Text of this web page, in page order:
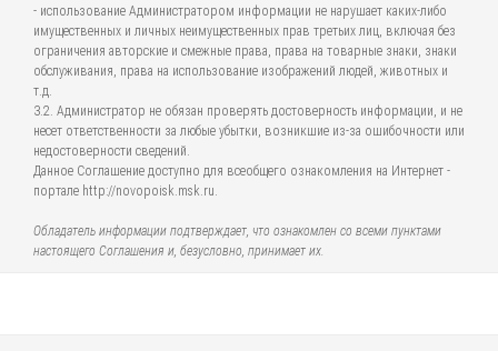
- использование Администратором информации не нарушает каких-либо
имущественных и личных неимущественных прав третьих лиц, включая без
ограничения авторские и смежные права, права на товарные знаки, знаки
обслуживания, права на использование изображений людей, животных и
т.д.
3.2. Администратор не обязан проверять достоверность информации, и не
несет ответственности за любые убытки, возникшие из-за ошибочности или
недостоверности сведений.
Данное Соглашение доступно для всеобщего ознакомления на Интернет -
портале http://novopoisk.msk.ru.
Обладатель информации подтверждает, что ознакомлен со всеми пунктами
настоящего Соглашения и, безусловно, принимает их.